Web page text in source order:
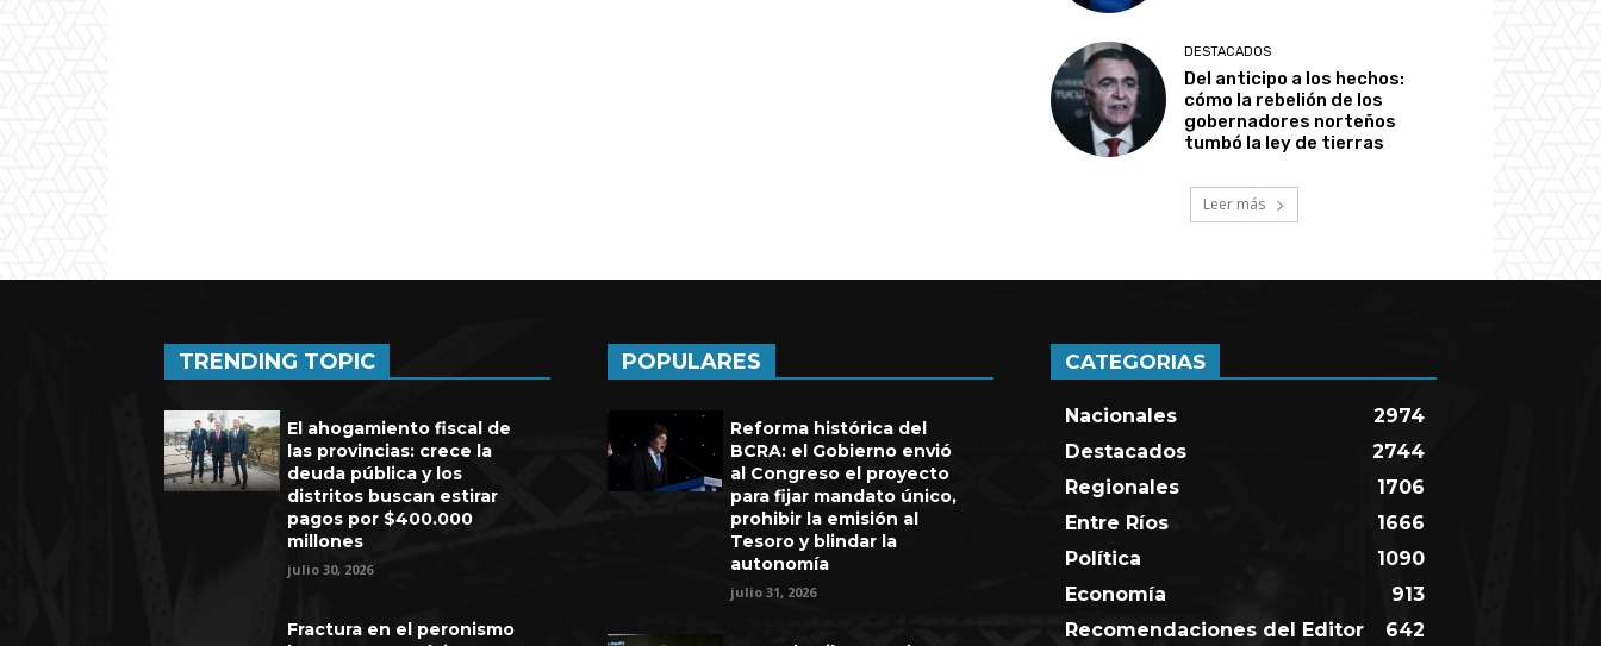
DESTACADOS
Del anticipo a los hechos:
cómo la rebelión de los
gobernadores norteños
tumbó la ley de tierras
Leer más
TRENDING TOPIC
El ahogamiento fiscal de
las provincias: crece la
deuda pública y los
distritos buscan estirar
pagos por $400.000
millones
julio 30, 2026
Fractura en el peronismo
POPULARES
Reforma histórica del
BCRA: el Gobierno envió
al Congreso el proyecto
para fijar mandato único,
prohibir la emisión al
Tesoro y blindar la
autonomía
julio 31, 2026
CATEGORIAS
Nacionales
2974
Destacados
2744
Regionales
1706
Entre Ríos
1666
Política
1090
Economía
913
Recomendaciones del Editor
642